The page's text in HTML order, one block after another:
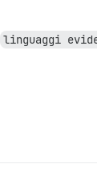
linguaggi